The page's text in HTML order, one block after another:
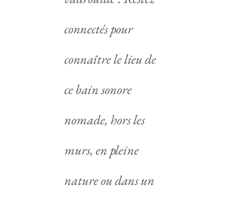
connectés pour
connaître le lieu de
ce bain sonore
nomade, hors les
murs, en pleine
nature ou dans un